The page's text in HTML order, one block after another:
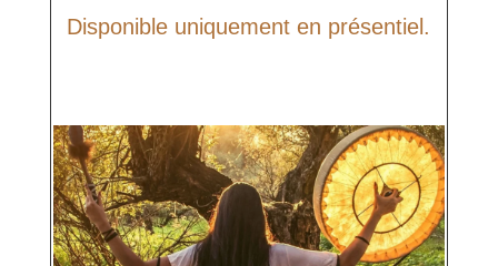
Disponible uniquement en présentiel.